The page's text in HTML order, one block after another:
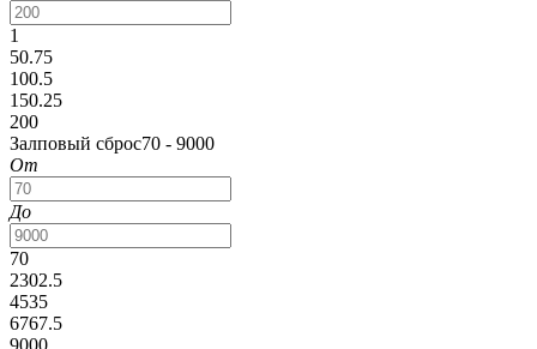
1
50.75
100.5
150.25
200
Залповый сброс70 - 9000
От
До
70
2302.5
4535
6767.5
9000